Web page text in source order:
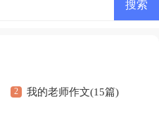
我的老师作文(15篇)